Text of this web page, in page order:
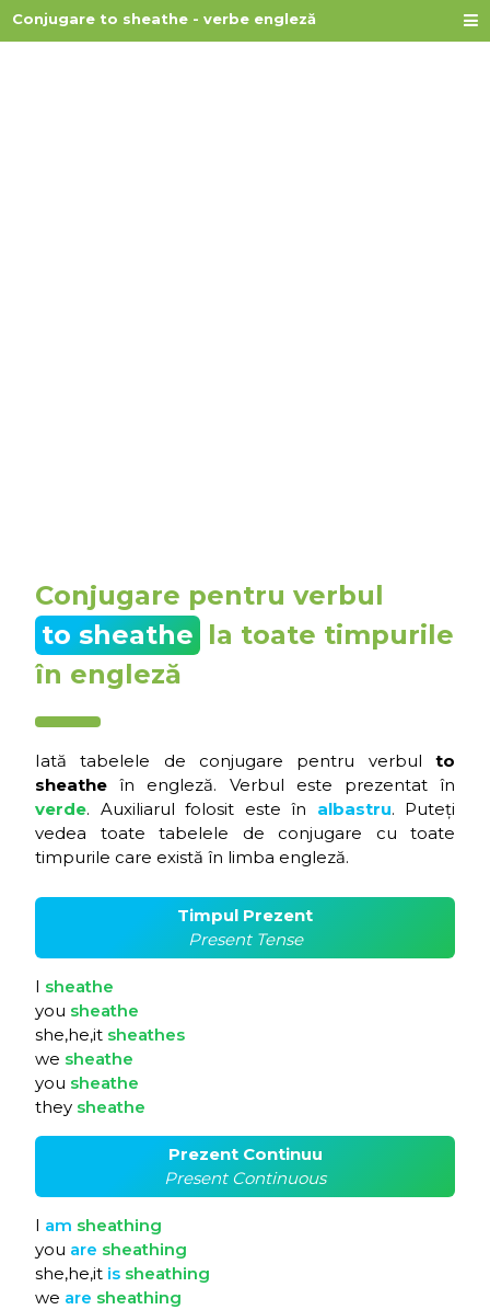
Conjugare to sheathe - verbe engleză
Conjugare pentru verbul
to sheathe la toate timpurile
în engleză
Iată tabelele de conjugare pentru verbul to
sheathe în engleză. Verbul este prezentat în
verde. Auxiliarul folosit este în albastru. Puteți
vedea toate tabelele de conjugare cu toate
timpurile care există în limba engleză.
Timpul Prezent
Present Tense
I sheathe
you sheathe
she,he,it sheathes
we sheathe
you sheathe
they sheathe
Prezent Continuu
Present Continuous
I am sheathing
you are sheathing
she,he,it is sheathing
we are sheathing